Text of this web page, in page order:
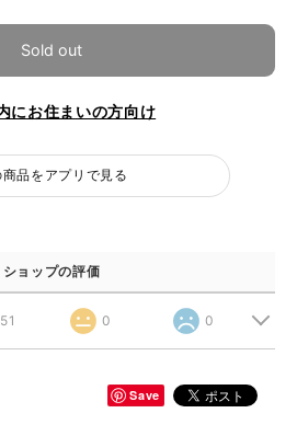
Sold out
にお住まいの方向け
商品をアプリで見る
ショップの評価
0 0
Save